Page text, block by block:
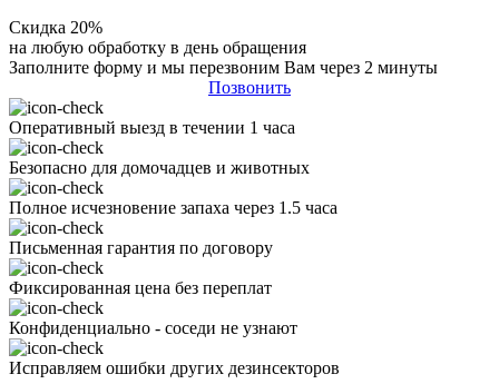
Скидка 20%
на любую обработку в день обращения
Заполните форму и мы перезвоним Вам через 2 минуты
Позвонить
Оперативный выезд в течении 1 часа
Безопасно для домочадцев и животных
Полное исчезновение запаха через 1.5 часа
Письменная гарантия по договору
Фиксированная цена без переплат
Конфиденциально - соседи не узнают
Исправляем ошибки других дезинсекторов